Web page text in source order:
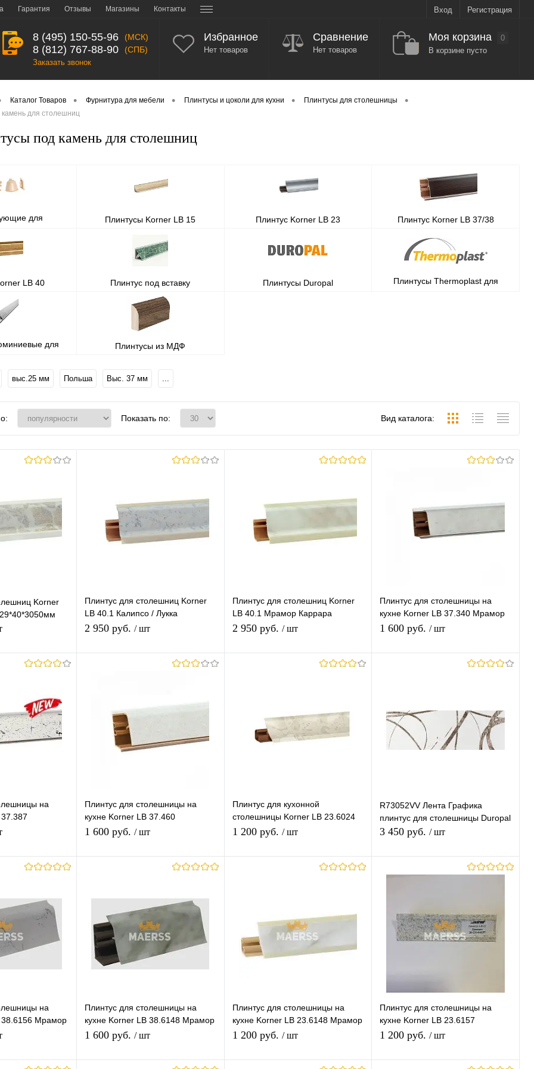
Гарантия Отзывы Магазины Контакты Вход Регистрация
8 (495) 150-55-96 (МСК)
8 (812) 767-88-90 (СПБ)
Заказать звонок
Избранное
Нет товаров
Сравнение
Нет товаров
Моя корзина
0
В корзине пусто
Каталог Товаров • Фурнитура для мебели • Плинтусы и цоколи для кухни • Плинтусы для столешницы •
для столешниц
под камень для столешниц
для
Плинтусы Korner LB 15 Плинтус Korner LB 23 Плинтус Korner LB 37/38
LB 40 Плинтус под вставку Плинтусы Duropal
Плинтусы Thermoplast для
для
Плинтусы из МДФ
выс.25 мм Польша Выс. 37 мм
Показать по: Вид каталога:
Korner
К
сравнению
В наличии
Плинтус для столешниц Korner
LB 40.1 Калипсо / Лукка
29*40*3050мм
2 950 руб. / шт
В избранное В наличии
Плинтус для столешниц Korner
LB 40.1 Мрамор Каррара
29*40*3050мм
2 950 руб. / шт
сравнению
В избранное В наличии
Плинтус для столешницы на
кухне Korner LB 37.340 Мрамор
Белый
1 600 руб./ шт
сравнению
В избранное В наличии
на
К
сравнению
В наличии
Плинтус для столешницы на
кухне Korner LB 37.460
Бриллиант белый
1 600 руб. / шт
Купить в 1 клик
К
В избранное Под заказ
Плинтус для кухонной
столешницы Korner LB 23.6024
Белые Камушки
1 200 руб. / шт
сравнению
В избранное Под заказ
R73052VV Лента Графика
плинтус для столешницы Duropal
3 450 руб./ шт
В корзину
сравнению
В избранное В наличии
на
38.6156 Мрамор
Плинтус для столешницы на
кухне Korner LB 38.6148 Мрамор
карарра
1 600 руб. / шт
Плинтус для столешницы на
кухне Korner LB 23.6148 Мрамор
карарра
1 200 руб. / шт
Плинтус для столешницы на
кухне Korner LB 23.6157
Диамант
1 200 руб./ шт